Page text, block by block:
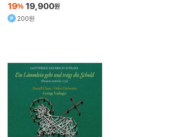
19% 19,900원
200원